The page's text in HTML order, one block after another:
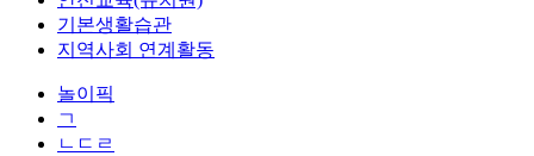
기본생활습관
지역사회 연계활동
놀이픽
ㄱ
ㄴㄷㄹ